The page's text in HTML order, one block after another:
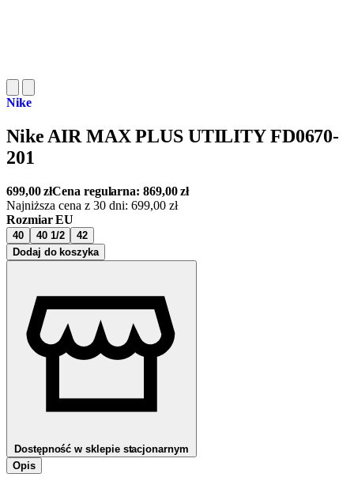
Nike
Nike AIR MAX PLUS UTILITY FD0670-
201
699,00złCena regularna:869,00zł
Najniższa cena z 30 dni: 699,00 zł
Rozmiar EU
40 40 1/2
42
Dodaj do koszyka
Dostępność w sklepie stacjonarnym
Opis